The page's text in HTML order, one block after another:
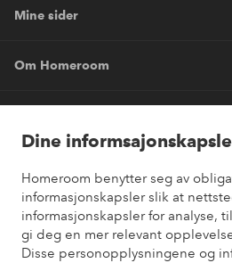
Dine
Homeroom benytter seg av
informasjonskapsler slik at
informasjonskapsler for analyse,
gi deg en mer relevant
Disse personopplysningene og
Mine sider
Om Homeroom
Venner